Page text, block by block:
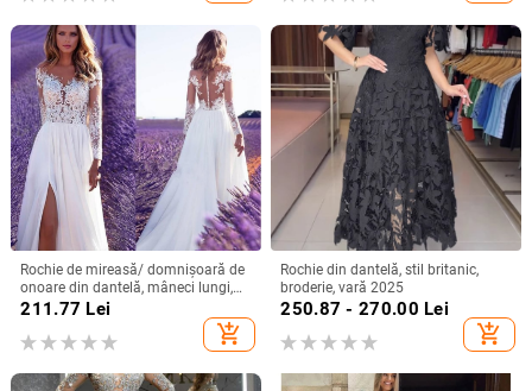
Rochie de mireasă/ domnișoară de
onoare din dantelă, mâneci lungi,
decolteu adânc în V, despicare, tren
211.77 Lei
add_shopping_cart
Rochie din dantelă, stil britanic,
broderie, vară 2025
250.87 - 270.00 Lei
add_shopping_cart